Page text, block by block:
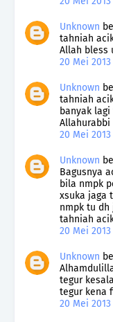
Unknown
tahniah
Allah bless
20 Mei 2013
Unknown
tahniah
banyak
Allahurabbi
20 Mei 2013
Unknown
Bagusnya
bila nmpk
xsuka jaga
nmpk tu dh
tahniah
20 Mei 2013
Unknown
tegur
tegur kena
20 Mei 2013